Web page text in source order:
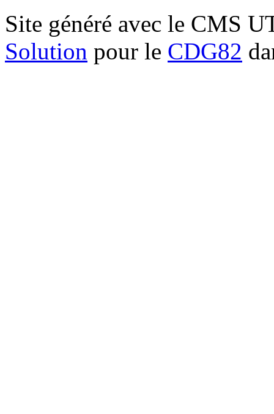
Site généré avec le CMS
Solution pour le CDG82